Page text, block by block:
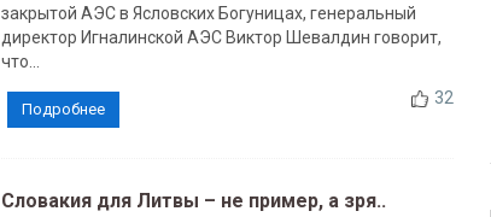
закрытой АЭС в Ясловских Богуницах, генеральный
директор Игналинской АЭС Виктор Шевалдин говорит,
что...
32
Подробнее
Словакия для Литвы – не пример, а зря..